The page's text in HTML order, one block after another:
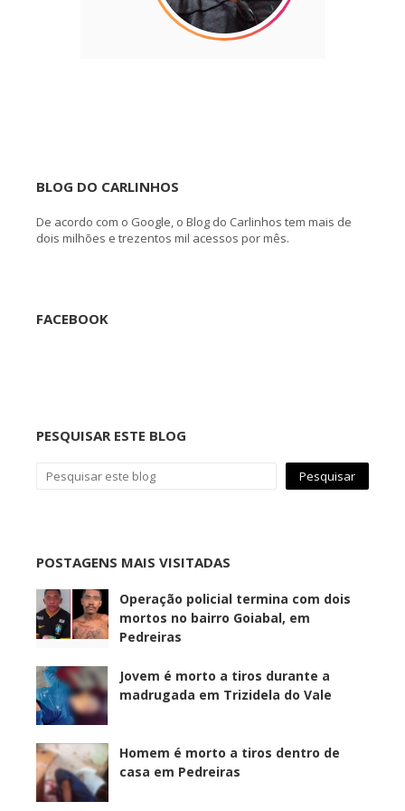
BLOG DO CARLINHOS
De acordo com o Google, o Blog do Carlinhos tem mais de
dois milhões e trezentos mil acessos por mês.
FACEBOOK
PESQUISAR ESTE BLOG
POSTAGENS MAIS VISITADAS
Operação policial termina com dois
mortos no bairro Goiabal, em
Pedreiras
Jovem é morto a tiros durante a
madrugada em Trizidela do Vale
Homem é morto a tiros dentro de
casa em Pedreiras